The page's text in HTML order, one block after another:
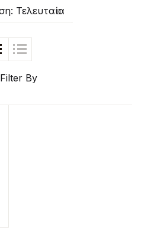
Create Account
Τελευταία
Filter By